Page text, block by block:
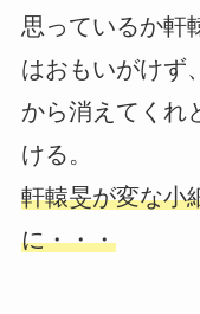
思っているか軒
はおもいがけず
から消えてくれ
ける。
軒轅旻が変な小
に・・・